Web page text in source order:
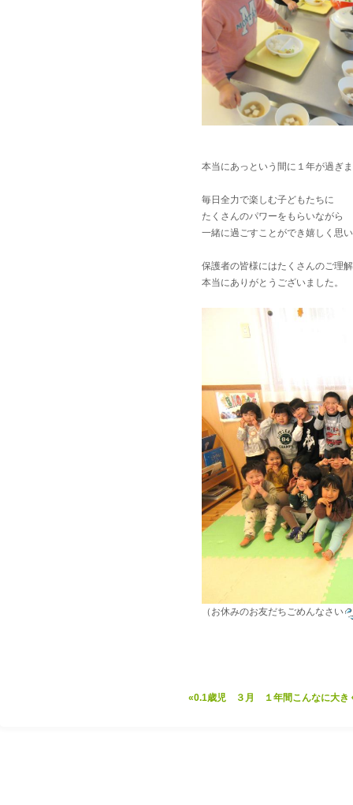
本当にあっという間に１年が過ぎ
毎日全力で楽しむ子どもたちに
たくさんのパワーをもらいながら
一緒に過ごすことができ嬉しく思
保護者の皆様にはたくさんのご理
本当にありがとうございました。
（お休みのお友だちごめんなさい
«0.1歳児 ３月 １年間こんなに大き